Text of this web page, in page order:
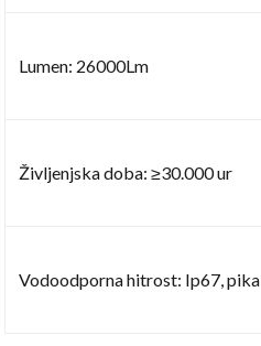
Lumen: 26000Lm
Življenjska doba: ≥30.000 ur
Vodoodporna hitrost: Ip67, pika